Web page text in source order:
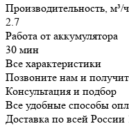
Производительность, м³/ч
2.7
Работа от аккумулятора
30 мин
Все характеристики
Позвоните нам и
Консультация и подбор
Все удобные способы
Доставка по всей России